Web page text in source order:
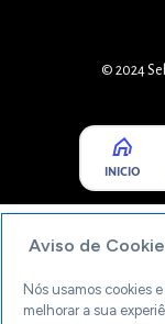
© 2024
INICIO
Aviso de
Nós usamos cookies
melhorar a sua